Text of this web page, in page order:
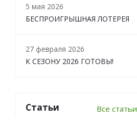
5 мая 2026
БЕСПРОИГРЫШНАЯ ЛОТЕРЕЯ
27 февраля 2026
К СЕЗОНУ 2026 ГОТОВЫ!
Статьи Все статьи